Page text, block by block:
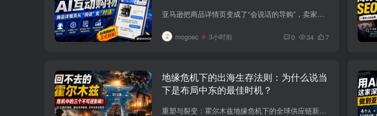
亚马逊把商品详情页变成了“会说话的导购”，卖家的Listing正在被重新定价 以前，我判断一个亚马逊Listing做得好不好，通常会看三个地方： 标题有没有抓住关键词。 五点描述有没有说清卖点。 图...
mogoec 3小时前 0 34 7
地缘危机下的出海生存法则：为什么说当
下是布局中东的最佳时机？
重塑与裂变：霍尔木兹地缘危机下的全球供应链新常态与跨境出海生存法则 行业深度研判 | 2026年策略版 导言：被地缘政治推倒的第一张多米诺骨牌 对于数百万中国跨境电商商家而言，2026年的开局注...